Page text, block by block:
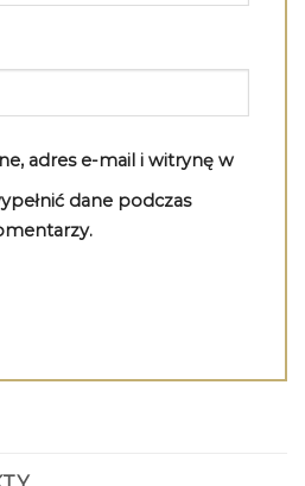
adres e-mail i witrynę w
dane podczas